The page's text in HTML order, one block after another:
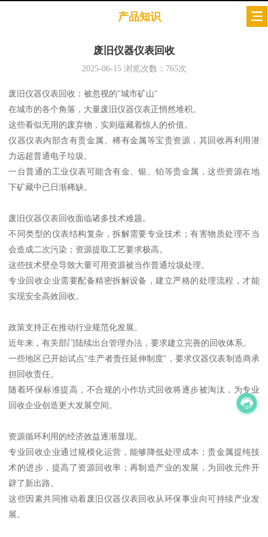
产品知识
废旧仪器仪表回收
2025-06-15浏览次数： 765次
废旧仪器仪表回收：被忽视的"城市矿山"
在城市的各个角落，大量废旧仪器仪表正悄然堆积。
这些看似无用的废弃物，实则蕴藏着惊人的价值。
仪器仪表内部含有贵金属、稀有金属等宝贵资源，其回收再利用潜
力远超普通电子垃圾。
一台普通的工业仪表可能含有金、银、铂等贵金属，这些资源在地
下矿藏中已日渐稀缺。
废旧仪器仪表回收面临诸多技术难题。
不同类型的仪表结构复杂，拆解需要专业技术；有害物质处理不当
会造成二次污染；资源提取工艺要求极高。
这些技术壁垒导致大量可用资源被当作普通垃圾处理。
专业回收企业需要配备精密拆解设备，建立严格的处理流程，才能
实现安全高效回收。
政策支持正在推动行业规范化发展。
近年来，有关部门陆续出台管理办法，要求建立完善的回收体系。
一些地区已开始试点"生产者责任延伸制度"，要求仪器仪表制造商承
担回收责任。
随着环保标准提高，不合规的小作坊式回收将逐步被淘汰，为专业
回收企业创造更大发展空间。
资源循环利用的经济效益逐渐显现。
专业回收企业通过规模化运营，能够降低处理成本；贵金属提纯技
术的进步，提高了资源回收率；再制造产业的发展，为回收元件开
辟了新出路。
这些因素共同推动着废旧仪器仪表回收从环保事业向可持续产业发
展。